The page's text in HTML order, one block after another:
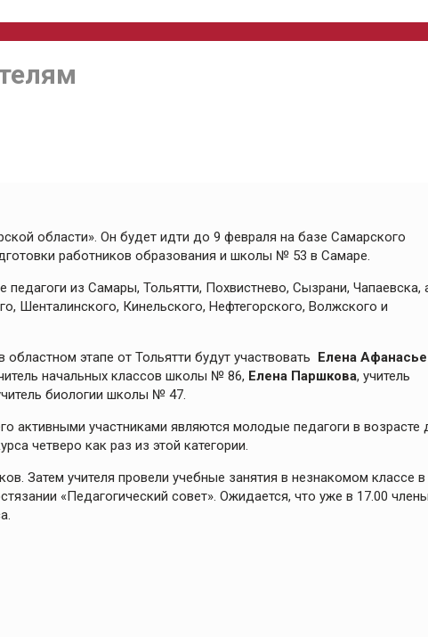
области». Он будет идти до 9 февраля на базе Самарского
работников образования и школы № 53 в Самаре.
педагоги из Самары, Тольятти, Похвистнево, Сызрани, Чапаевска,
Шенталинского, Кинельского, Нефтегорского, Волжского и
этапе от Тольятти будут участвовать Елена
начальных классов школы № 86, Елена Паршкова, учитель
биологии школы № 47.
активными участниками являются молодые педагоги в возрасте
четверо как раз из этой категории.
Затем учителя провели учебные занятия в незнакомом классе в
«Педагогический совет». Ожидается, что уже в 17.00